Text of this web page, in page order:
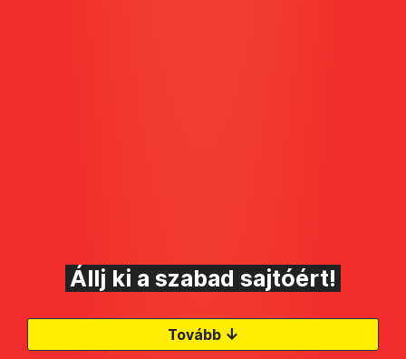
Állj ki a szabad sajtóért!
Tovább ↓